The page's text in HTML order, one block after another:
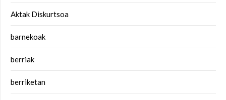
Aktak Diskurtsoa
barnekoak
berriak
berriketan